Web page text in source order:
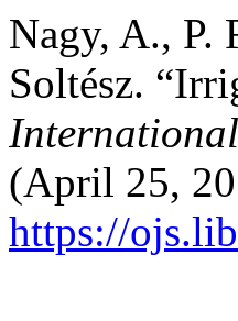
Nagy, A., P.
Soltész.
(April 25,
https://